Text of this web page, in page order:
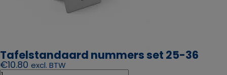
Tafelstandaard nummers set 25-36
€10.80 excl. BTW